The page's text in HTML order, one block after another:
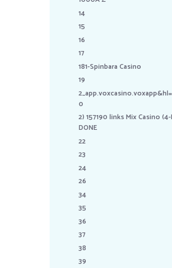
14
15
16
17
181-Spinbara Casino
19
0
2) 157190 links Mix Casino (4-
DONE
22
23
24
26
34
35
36
37
38
39